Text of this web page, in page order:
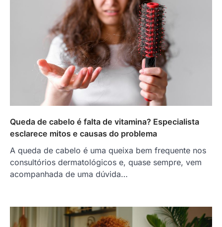
Queda de cabelo é falta de vitamina? Especialista
esclarece mitos e causas do problema
A queda de cabelo é uma queixa bem frequente nos
consultórios dermatológicos e, quase sempre, vem
acompanhada de uma dúvida…